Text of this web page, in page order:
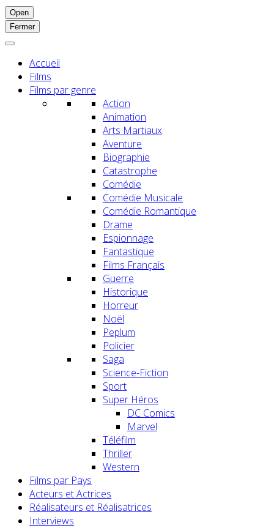
Open
Fermer
Accueil
Films
Films par genre
Action
Animation
Arts Martiaux
Aventure
Biographie
Catastrophe
Comédie
Comédie Musicale
Comédie Romantique
Drame
Espionnage
Fantastique
Films Français
Guerre
Historique
Horreur
Noël
Peplum
Policier
Saga
Science-Fiction
Sport
Super Héros
DC Comics
Marvel
Téléfilm
Thriller
Western
Films par Pays
Acteurs et Actrices
Réalisateurs et Réalisatrices
Interviews